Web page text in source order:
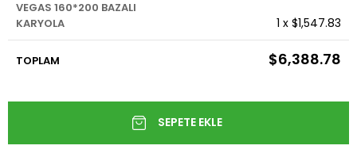
VEGAS 160*200 BAZALI
KARYOLA
1 x $1,547.83
TOPLAM $6,388.78